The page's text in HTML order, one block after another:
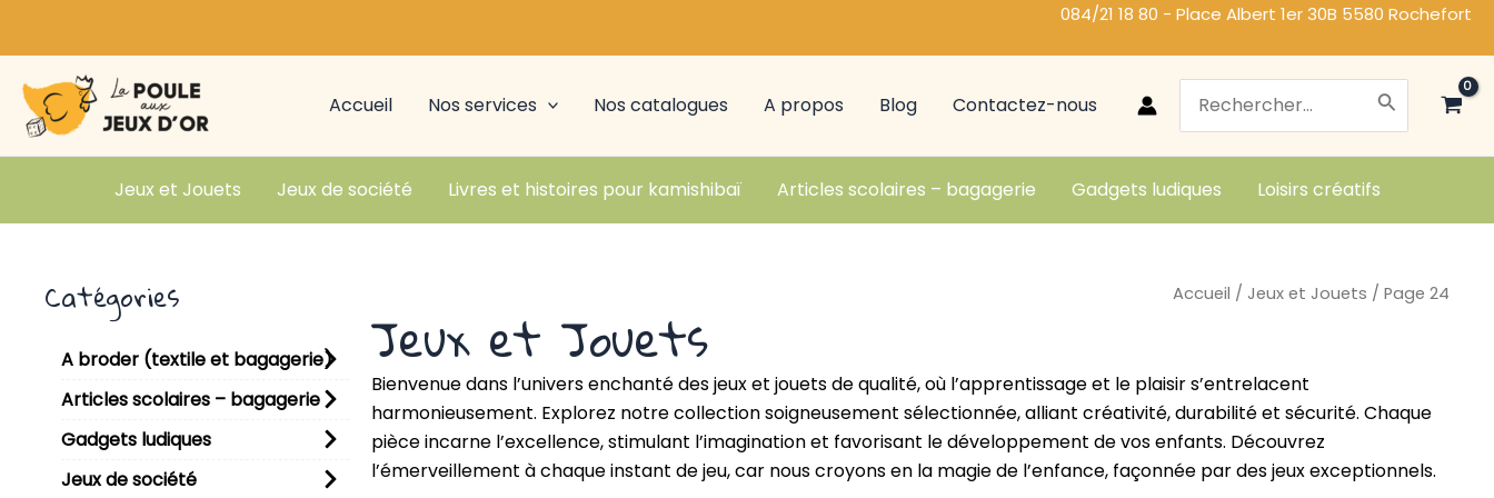
084/21 18 80 - Place Albert 1er 30B 5580 Rochefort
Accueil Nos services Nos catalogues A propos Blog Contactez-nous
Search
Jeux et Jouets Jeux de société Livres et histoires pour kamishibaï Articles scolaires – bagagerie Gadgets ludiques Loisirs créatifs
Catégories
A broder (textile et bagagerie)
Articles scolaires – bagagerie
Gadgets ludiques
Jeux de société
Accueil / Jeux et Jouets / Page 24
Jeux et Jouets
Bienvenue dans l’univers enchanté des jeux et jouets de qualité, où l’apprentissage et le plaisir s’entrelacent
harmonieusement. Explorez notre collection soigneusement sélectionnée, alliant créativité, durabilité et sécurité. Chaque
pièce incarne l’excellence, stimulant l’imagination et favorisant le développement de vos enfants. Découvrez
l’émerveillement à chaque instant de jeu, car nous croyons en la magie de l’enfance, façonnée par des jeux exceptionnels.